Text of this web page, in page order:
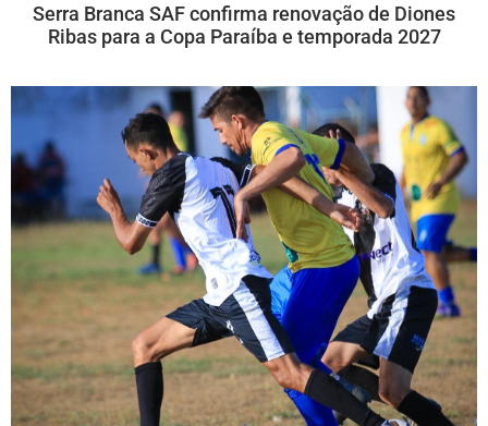
Serra Branca SAF confirma renovação de Diones
Ribas para a Copa Paraíba e temporada 2027